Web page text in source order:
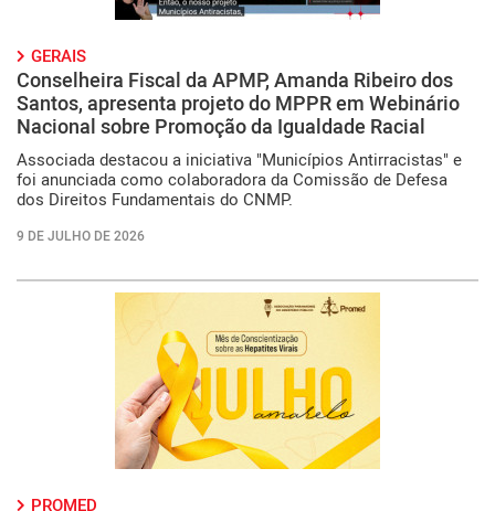
GERAIS
Conselheira Fiscal da APMP, Amanda Ribeiro dos
Santos, apresenta projeto do MPPR em Webinário
Nacional sobre Promoção da Igualdade Racial
Associada destacou a iniciativa "Municípios Antirracistas" e
foi anunciada como colaboradora da Comissão de Defesa
dos Direitos Fundamentais do CNMP.
9 DE JULHO DE 2026
PROMED